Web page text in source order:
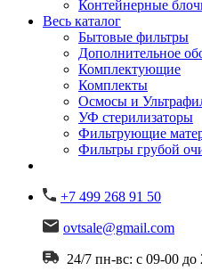
Контейнерные
Весь каталог
Бытовые фильтры
Дополнительное
Комплектующие
Комплекты
Осмосы и
УФ стерилизаторы
Фильтрующие
Фильтры грубой
+7 499 268 91 50
ovtsale@gmail.com
24/7 пн-вс: с 09-00 до